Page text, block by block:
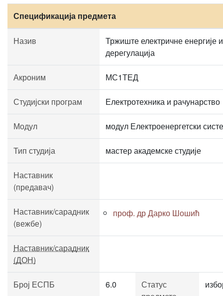
Спецификација предмета
Назив
Тржиште електричне енергије и
дерегулација
Акроним МС1ТЕД
Студијски програм Електротехника и рачунарство
Модул модул Електроенергетски
Тип студија мастер академске студије
Наставник
(предавач)
Наставник/сарадник
(вежбе)
проф. др Дарко Шошић
Наставник/сарадник
(ДОН)
Број ЕСПБ 6.0
Статус